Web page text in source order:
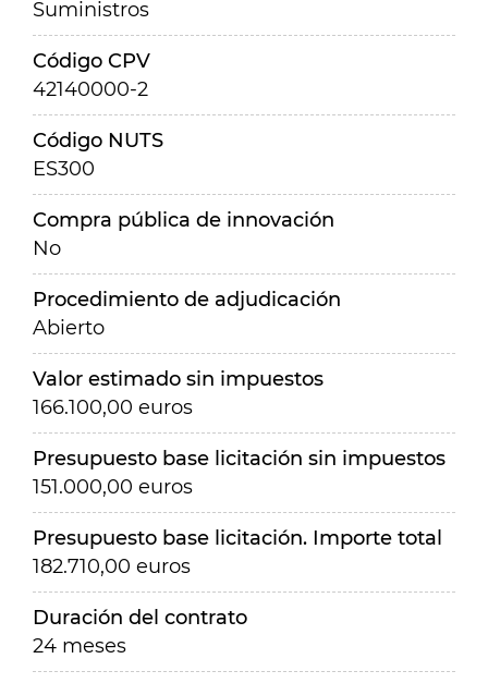
Suministros
Código CPV
42140000-2
Código NUTS
ES300
Compra pública de innovación
No
Procedimiento de adjudicación
Abierto
Valor estimado sin impuestos
166.100,00 euros
Presupuesto base licitación sin impuestos
151.000,00 euros
Presupuesto base licitación. Importe total
182.710,00 euros
Duración del contrato
24 meses